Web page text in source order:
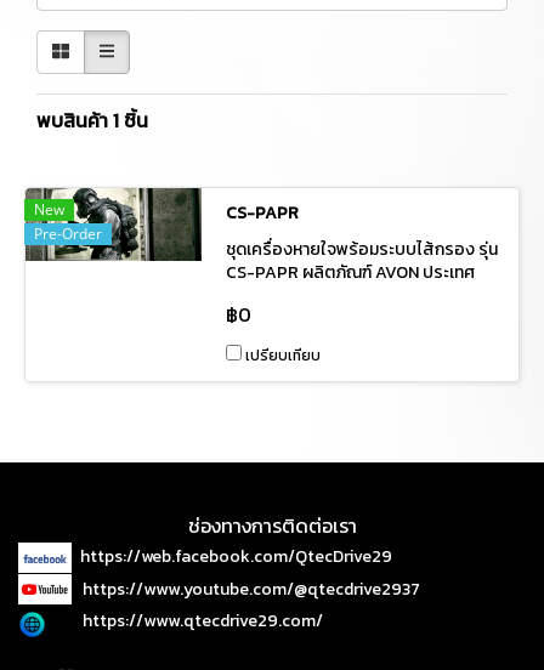
พบสินค้า 1 ชิ้น
New
Pre-Order
CS-PAPR
ชุดเครื่องหายใจพร้อมระบบไส้กรอง รุ่น
CS-PAPR ผลิตภัณฑ์ AVON ประเทศ
สำหรับสวมเข้าปฏิบัติงาน ใน พื้นที่ ที่มี
ออกซิเจนไม่เพียงพอ หรือ พื้นที่อับ
อากาศและมีกลุ่มควัน หรือ ก๊าซต่าง ๆ
หรือ การกู้ภัยสารเคมี (HAZMAT) รวม
฿0
เปรียบเทียบ
ช่องทางการติดต่อเรา
https://web.facebook.com/QtecDrive29
https://www.youtube.com/@qtecdrive2937
https://www.qtecdrive29.com/